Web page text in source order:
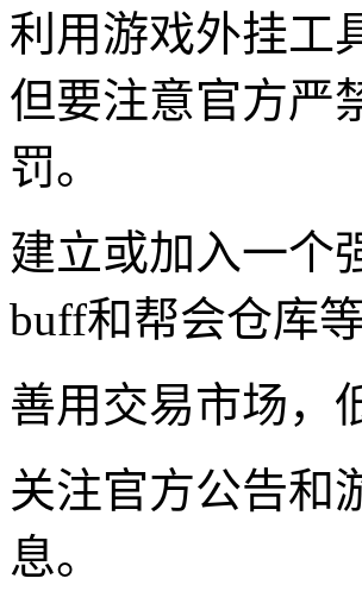
利用游戏外挂工
但要注意官方严
罚。
建立或加入一个
buff和帮会仓库
善用交易市场，
关注官方公告和
息。